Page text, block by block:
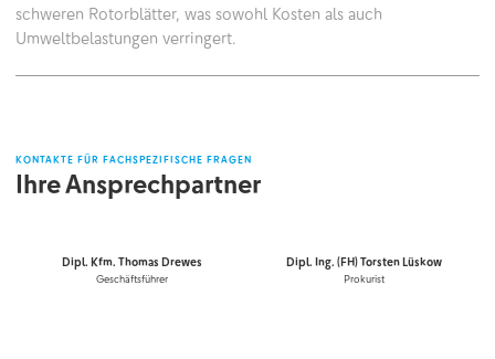
schweren Rotorblätter, was sowohl Kosten als auch
Umweltbelastungen verringert.
KONTAKTE FÜR FACHSPEZIFISCHE FRAGEN
Ihre Ansprechpartner
Dipl. Kfm. Thomas Drewes
Geschäftsführer
Dipl. Ing. (FH) Torsten Lüskow
Prokurist